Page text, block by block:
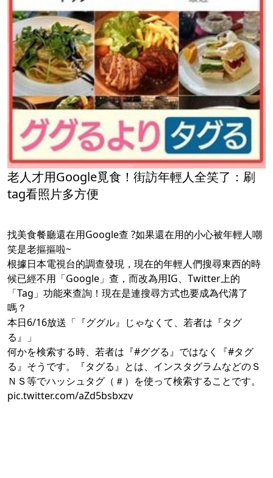
老人才用Google覓食！街訪年輕人全笑了：刷
tag看照片多方便
找美食餐廳還在用Google查 ?如果還在用的小心被年輕人嘲
笑是老摳摳啦~
根據日本電視台的調查發現，現在的年輕人們搜尋東西的時
候已經不用「Google」查，而改為用IG、Twitter上的
「Tag」功能來查詢！現在是連搜尋方式也要成為代溝了
嗎？
本日6/16放送「『ググル』じゃなくて、若者は『タグ
る』」
何かを検索する時、若者は『#ググる』ではなく『#タグ
る』そうです。『タグる』とは、インスタグラムなどのＳ
ＮＳ等でハッシュタグ（＃）を使って検索することです。
pic.twitter.com/aZd5bsbxzv